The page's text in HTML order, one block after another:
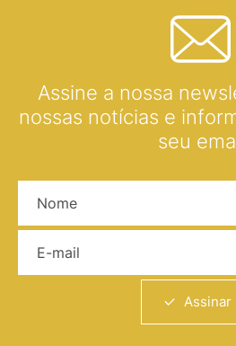
Assine a nossa
nossas notícias e
seu
Assinar